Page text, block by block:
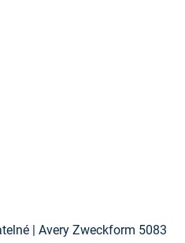
| Avery Zweckform 5083